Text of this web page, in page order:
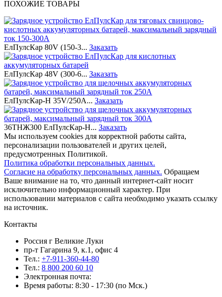
ПОХОЖИЕ ТОВАРЫ
ЕлПулсКар 80V (150-3... Заказать
ЕлПулсКар 48V (300-6... Заказать
ЕлПулсКар-Н 35V/250A... Заказать
36ТНЖ300 ЕлПулсКар-Н... Заказать
Мы используем cookies для корректной работы сайта,
персонализации пользователей и других целей,
предусмотренных Политикой.
Политика обработки персональных данных.
Согласие на обработку персональных данных. Обращаем
Ваше внимание на то, что данный интернет-сайт носит
исключительно информационный характер. При
использовании материалов c сайта необходимо указать ссылку
на источник.
Контакты
Россия г Великие Луки
пр-т Гагарина 9, к.1, офис 4
Тел.: +7-911-360-44-80
Тел.: 8 800 200 60 10
Электронная почта:
Время работы: 8:30 - 17:30 (по Мск.)